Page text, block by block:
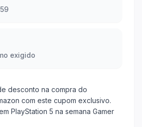
exigido
desconto na compra do
com este cupom exclusivo.
PlayStation 5 na semana Gamer